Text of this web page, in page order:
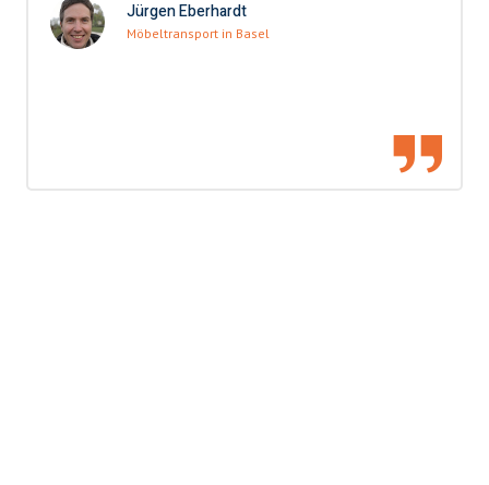
Jürgen Eberhardt
Möbeltransport in Basel